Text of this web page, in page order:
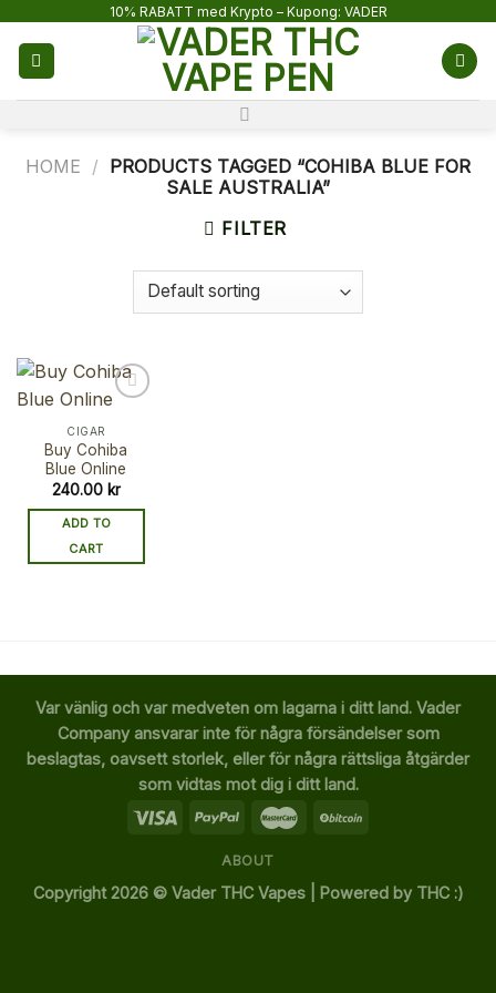
content
10% RABATT med Krypto – Kupong: VADER
HOME /
PRODUCTS TAGGED “COHIBA BLUE FOR
SALE AUSTRALIA”
FILTER
CIGAR
Buy Cohiba
Blue Online
240.00 kr
ADD TO
CART
Var vänlig och var medveten om lagarna i ditt land. Vader
Company ansvarar inte för några försändelser som
beslagtas, oavsett storlek, eller för några rättsliga åtgärder
som vidtas mot dig i ditt land.
ABOUT
Copyright 2026 © Vader THC Vapes | Powered by THC :)